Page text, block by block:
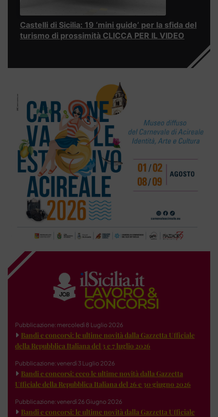
Castelli di Sicilia: 19 ‘mini guide’ per la sfida del
turismo di prossimità CLICCA PER IL VIDEO
Pubblicazione: mercoledì 8 Luglio 2026
Bandi e concorsi: le ultime novità dalla Gazzetta Ufficiale
della Repubblica Italiana del 3 e 7 luglio 2026
Pubblicazione: venerdì 3 Luglio 2026
Bandi e concorsi: ecco le ultime novità dalla Gazzetta
Ufficiale della Repubblica Italiana del 26 e 30 giugno 2026
Pubblicazione: venerdì 26 Giugno 2026
Bandi e concorsi: le ultime novità dalla Gazzetta Ufficiale